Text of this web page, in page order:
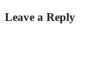
Leave a Reply